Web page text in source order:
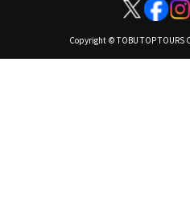
Copyright © TOBU TOP TOURS